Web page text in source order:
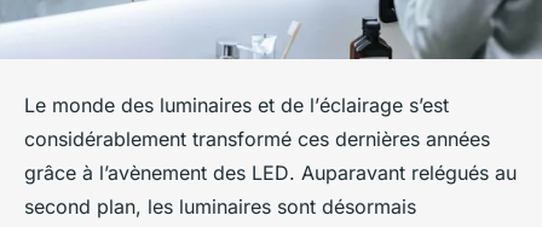
Le monde des luminaires et de l’éclairage s’est
considérablement transformé ces dernières années
grâce à l’avènement des LED. Auparavant relégués au
second plan, les luminaires sont désormais